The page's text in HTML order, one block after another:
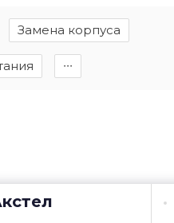
Замена корпуса
∙∙∙